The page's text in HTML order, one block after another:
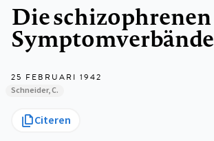
Die schizophrenen
Symptomverbände
25 FEBRUARI 1942
Schneider, C.
Citeren